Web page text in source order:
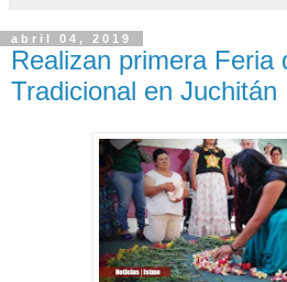
abril 04, 2019
Realizan primera Feria
Tradicional en Juchitán